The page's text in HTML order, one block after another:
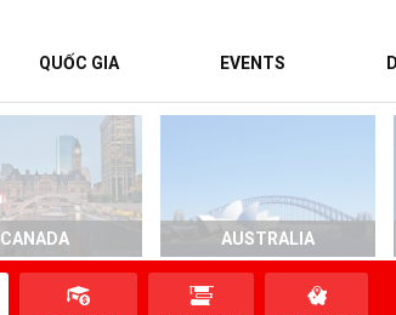
QUỐC GIA EVENTS
CANADA AUSTRALIA